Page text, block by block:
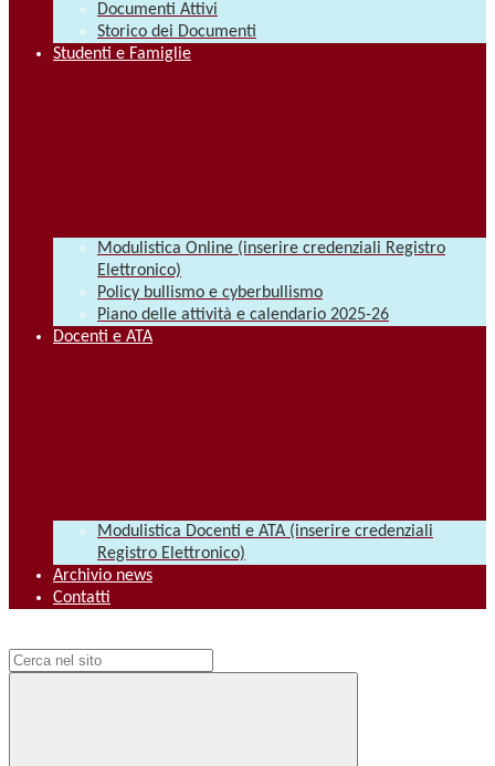
Documenti Attivi
Storico dei Documenti
Studenti e Famiglie
Modulistica Online (inserire credenziali Registro
Elettronico)
Policy bullismo e cyberbullismo
Piano delle attività e calendario 2025-26
Docenti e ATA
Modulistica Docenti e ATA (inserire credenziali
Registro Elettronico)
Archivio news
Contatti